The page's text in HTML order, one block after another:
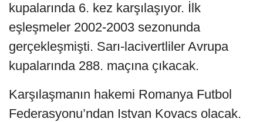
kupalarında 6. kez karşılaşıyor. İlk
eşleşmeler 2002-2003 sezonunda
gerçekleşmişti. Sarı-lacivertliler Avrupa
kupalarında 288. maçına çıkacak.
Karşılaşmanın hakemi Romanya Futbol
Federasyonu’ndan Istvan Kovacs olacak.